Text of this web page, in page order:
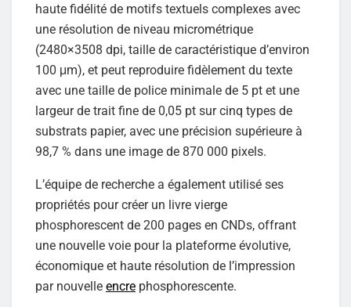
haute fidélité de motifs textuels complexes avec
une résolution de niveau micrométrique
(2480×3508 dpi, taille de caractéristique d’environ
100 μm), et peut reproduire fidèlement du texte
avec une taille de police minimale de 5 pt et une
largeur de trait fine de 0,05 pt sur cinq types de
substrats papier, avec une précision supérieure à
98,7 % dans une image de 870 000 pixels.
L’équipe de recherche a également utilisé ses
propriétés pour créer un livre vierge
phosphorescent de 200 pages en CNDs, offrant
une nouvelle voie pour la plateforme évolutive,
économique et haute résolution de l’impression
par nouvelle encre phosphorescente.